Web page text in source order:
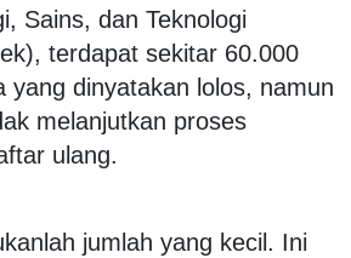
Sains, dan Teknologi
terdapat sekitar 60.000
yang dinyatakan lolos, namun
melanjutkan proses
ulang.
jumlah yang kecil. Ini